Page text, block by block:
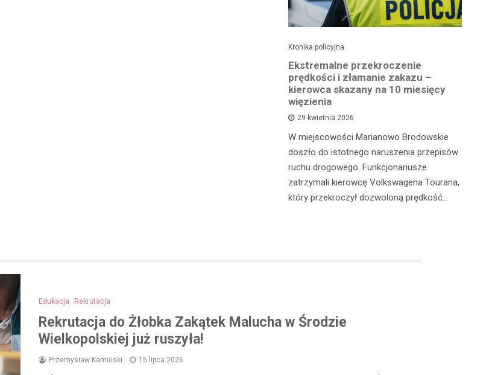
Kronika policyjna
Ekstremalne przekroczenie
prędkości i złamanie zakazu –
kierowca skazany na 10 miesięcy
więzienia
29 kwietnia 2026
W miejscowości Marianowo Brodowskie
doszło do istotnego naruszenia przepisów
ruchu drogowego. Funkcjonariusze
zatrzymali kierowcę Volkswagena Tourana,
który przekroczył dozwoloną prędkość…
Edukacja Rekrutacja
Rekrutacja do Żłobka Zakątek Malucha w Środzie
Wielkopolskiej już ruszyła!
Przemysław Kamiński 15 lipca 2026